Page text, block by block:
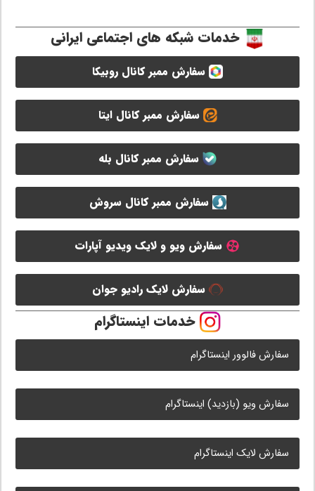
خدمات شبکه های اجتماعی ایرانی
سفارش ممبر کانال روبیکا
سفارش ممبر کانال ایتا
سفارش ممبر کانال بله
سفارش ممبر کانال سروش
سفارش ویو و لایک ویدیو آپارات
سفارش لایک رادیو جوان
خدمات اینستاگرام
سفارش فالوور اینستاگرام
سفارش ویو (بازدید) اینستاگرام
سفارش لایک اینستاگرام